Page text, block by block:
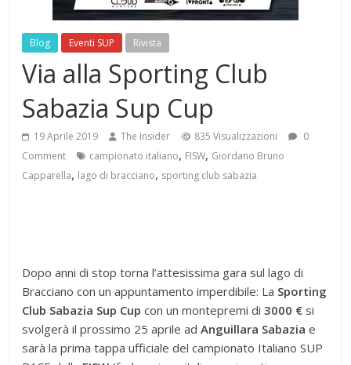
Blog Eventi SUP Rivista
Via alla Sporting Club
Sabazia Sup Cup
19 Aprile 2019 The Insider 835 Visualizzazioni
0
Comment
campionato italiano, FISW, Giordano Bruno
Capparella, lago di bracciano, sporting club sabazia
Dopo anni di stop torna l’attesissima gara sul lago di
Bracciano con un appuntamento imperdibile: La Sporting
Club Sabazia Sup Cup con un montepremi di3000 € si
svolgerà il prossimo 25 aprile adAnguillara Sabazia e
sarà la prima tappa ufficiale del campionato Italiano SUP